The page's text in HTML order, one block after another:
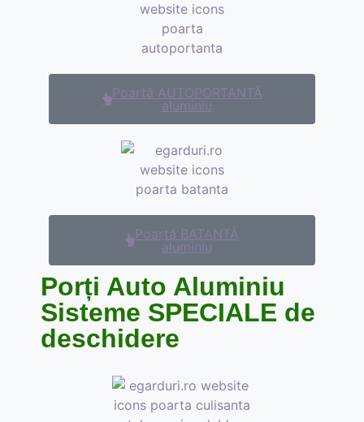
Poartă AUTOPORTANTĂ
aluminiu
Poartă BATANTĂ
aluminiu
Porți Auto Aluminiu
Sisteme SPECIALE de
deschidere